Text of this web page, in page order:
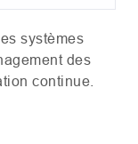
systèmes
des
continue.